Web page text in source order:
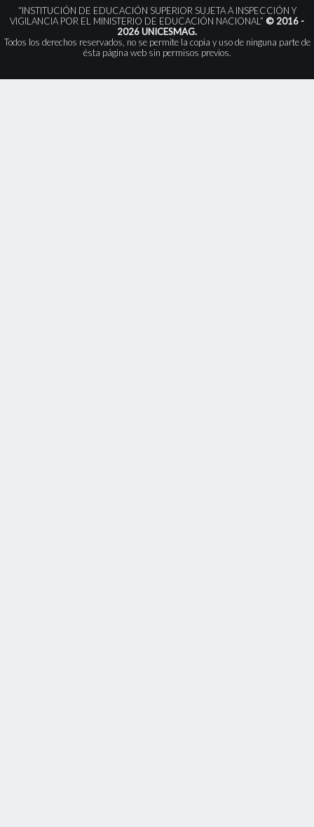
“INSTITUCIÓN DE EDUCACIÓN SUPERIOR SUJETA A INSPECCIÓN Y
VIGILANCIA POR EL MINISTERIO DE EDUCACIÓN NACIONAL” © 2016 -
2026 UNICESMAG.
Todos los derechos reservados, no se permite la copia y uso de ninguna parte de
ésta página web sin permisos previos.